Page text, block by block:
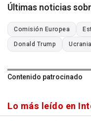
Últimas noticias
Comisión Europea
Donald Trump
Ucrania
Contenido patrocinado
Lo más leído en